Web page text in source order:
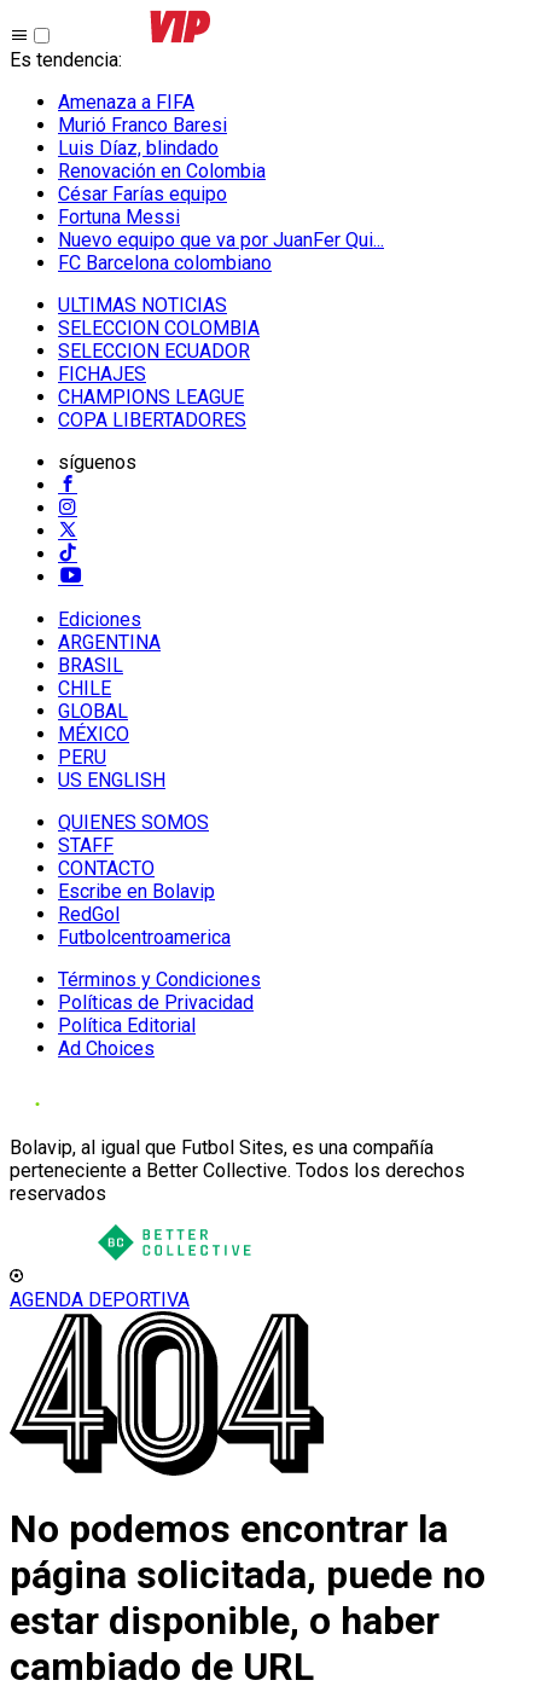
Es tendencia:
Amenaza a FIFA
Murió Franco Baresi
Luis Díaz, blindado
Renovación en Colombia
César Farías equipo
Fortuna Messi
Nuevo equipo que va por JuanFer Qui...
FC Barcelona colombiano
ULTIMAS NOTICIAS
SELECCION COLOMBIA
SELECCION ECUADOR
FICHAJES
CHAMPIONS LEAGUE
COPA LIBERTADORES
síguenos
Ediciones
ARGENTINA
BRASIL
CHILE
GLOBAL
MÉXICO
PERU
US ENGLISH
QUIENES SOMOS
STAFF
CONTACTO
Escribe en Bolavip
RedGol
Futbolcentroamerica
Términos y Condiciones
Políticas de Privacidad
Política Editorial
Ad Choices
Bolavip, al igual que Futbol Sites, es una compañía
perteneciente a Better Collective. Todos los derechos
reservados
AGENDA DEPORTIVA
No podemos encontrar la
página solicitada, puede no
estar disponible, o haber
cambiado de URL